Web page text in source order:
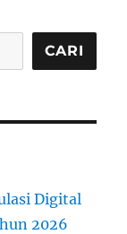
CARI
Digital
2026